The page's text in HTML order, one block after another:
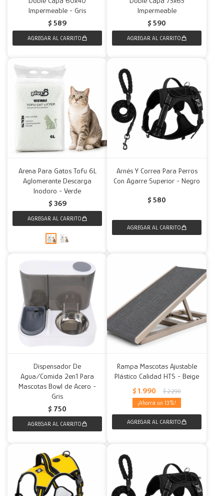
Impermeable - Gris
$ 589
Impermeable
$ 590
Arena Para Gatos Tofu 6L
Aglomerante Descarga
Inodoro - Verde
$ 369
Arnés Y Correa Para Perros
Con Agarre Superior - Negro
$ 580
Dispensador De
Agua/Comida 2en1 Para
Mascotas Bowl de Acero -
Gris
$ 750
Rampa Mascotas Ajustable
Plástico Calidad HTS - Beige
$ 1.990 $ 2.290
13
Calefactores
Acolchados y Frazadas
Fundas
Accesorios para el hogar
Herramientas
Muebles Infantiles